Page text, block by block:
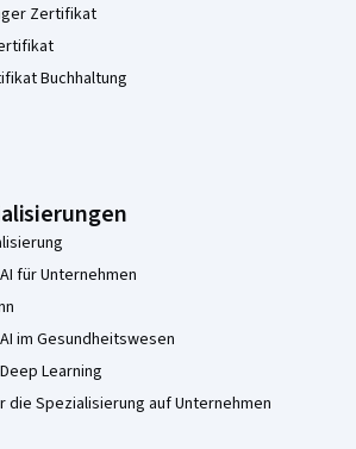
Zertifikat
Buchhaltung
für Unternehmen
im Gesundheitswesen
Learning
die Spezialisierung auf Unternehmen